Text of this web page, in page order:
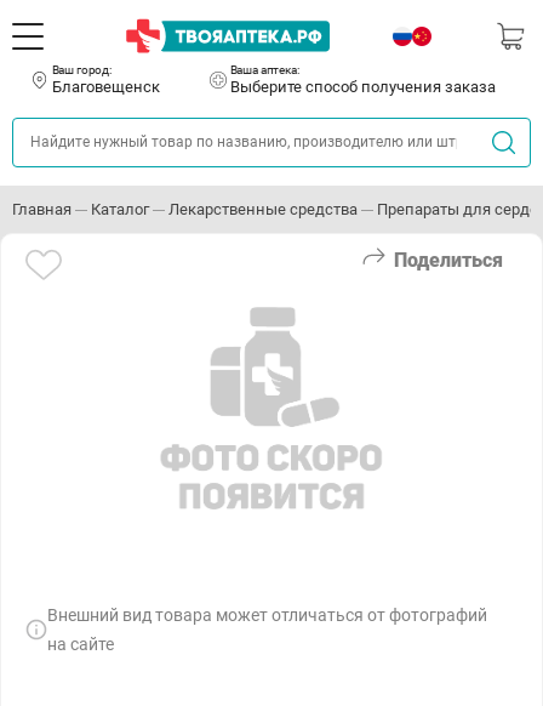
Ваш город:
Благовещенск
Ваша аптека:
Выберите способ получения заказа
Главная Каталог Лекарственные средства Препараты для
Поделиться
Внешний вид товара может отличаться от фотографий
на сайте